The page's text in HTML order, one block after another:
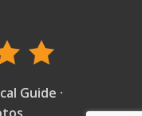
Guide ·